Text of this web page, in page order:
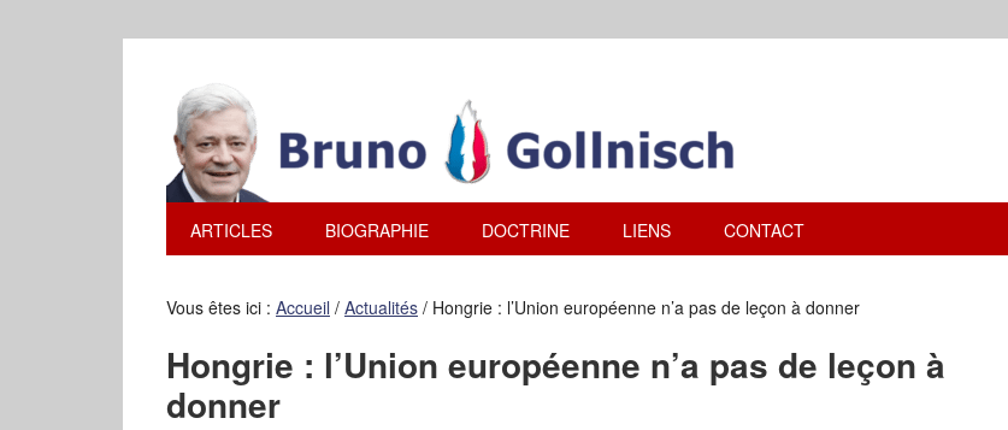
ARTICLES BIOGRAPHIE DOCTRINE LIENS CONTACT
Vous êtes ici : Accueil / Actualités / Hongrie : l’Union européenne n’a pas de leçon à donner
Hongrie : l’Union européenne n’a pas de leçon à
donner